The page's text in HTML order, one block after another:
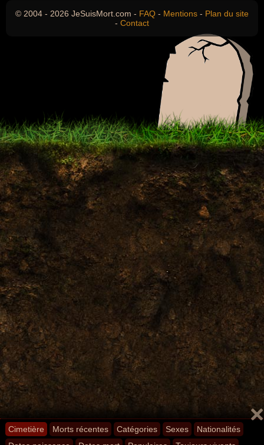
Cimetière Morts récentes Catégories Sexes
Nationalités
© 2004 - 2026 JeSuisMort.com - FAQ - Mentions - Plan du site
- Contact